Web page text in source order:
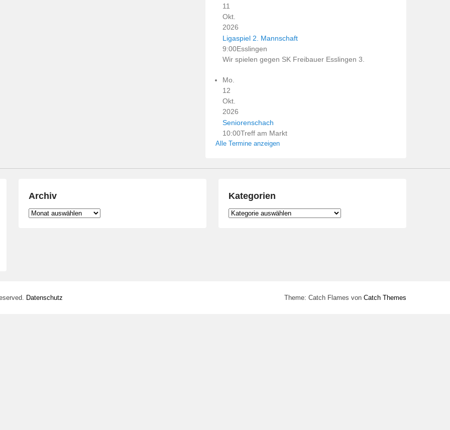
11
Okt.
2026
Ligaspiel 2. Mannschaft
9:00Esslingen
Wir spielen gegen SK Freibauer Esslingen 3.
Mo.
12
Okt.
2026
Seniorenschach
10:00Treff am Markt
Alle Termine anzeigen
Archiv
Archiv
Kategorien
Kategorien
Datenschutz Theme: Catch Flames von Catch Themes